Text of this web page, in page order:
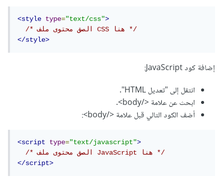
<style type="text/css">
/* الصق محتوى ملف CSS هنا */
</style>
إضافة كود JavaScript:
انتقل إلى "تعديل HTML".
ابحث عن علامة </body>.
أضف الكود التالي قبل علامة </body>:
<script type="text/javascript">
/* الصق محتوى ملف JavaScript هنا */
</script>